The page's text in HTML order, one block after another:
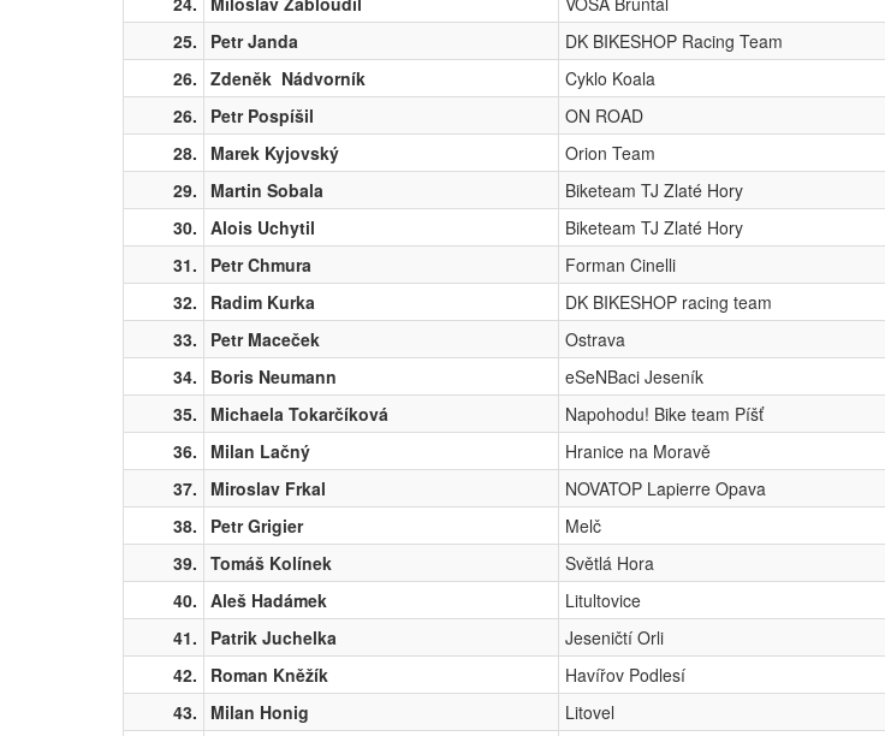
25.
Petr Janda DK BIKESHOP Racing Team
26. Zdeněk Nádvorník Cyklo Koala
26.
Petr Pospíšil ON ROAD
28.
Marek Kyjovský Orion Team
29.
Martin Sobala Biketeam TJ Zlaté Hory
30. Alois Uchytil Biketeam TJ Zlaté Hory
31.
Petr Chmura Forman Cinelli
32.
Radim Kurka DK BIKESHOP racing team
33.
Petr Maceček Ostrava
34.
Boris Neumann eSeNBaci Jeseník
35.
Michaela Tokarčíková Napohodu! Bike team Píšť
36.
Milan Lačný Hranice na Moravě
37.
Miroslav Frkal NOVATOP Lapierre Opava
38.
Petr Grigier Melč
39. Tomáš Kolínek Světlá Hora
40. Aleš Hadámek Litultovice
41.
Patrik Juchelka Jeseničtí Orli
42.
Roman Kněžík Havířov Podlesí
43.
Milan Honig Litovel